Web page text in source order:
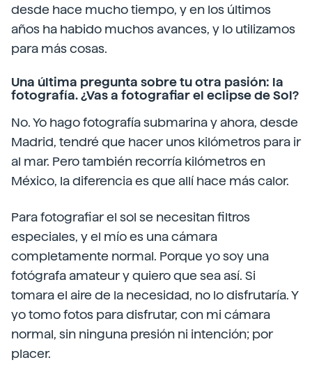
desde hace mucho tiempo, y en los últimos
años ha habido muchos avances, y lo utilizamos
para más cosas.
Una última pregunta sobre tu otra pasión: la
fotografía. ¿Vas a fotografiar el eclipse de Sol?
No. Yo hago fotografía submarina y ahora, desde
Madrid, tendré que hacer unos kilómetros para ir
al mar. Pero también recorría kilómetros en
México, la diferencia es que allí hace más calor.
Para fotografiar el sol se necesitan filtros
especiales, y el mío es una cámara
completamente normal. Porque yo soy una
fotógrafa amateur y quiero que sea así. Si
tomara el aire de la necesidad, no lo disfrutaría. Y
yo tomo fotos para disfrutar, con mi cámara
normal, sin ninguna presión ni intención; por
placer.